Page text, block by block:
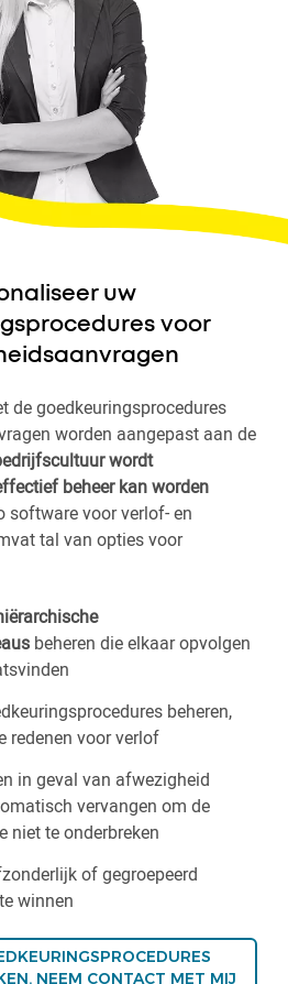
uw
voor
de goedkeuringsprocedures
worden aangepast aan de
wordt
beheer kan worden
software voor verlof- en
tal van opties voor
beheren die elkaar opvolgen
beheren,
redenen voor verlof
in geval van afwezigheid
vervangen om de
niet te onderbreken
of gegroepeerd
winnen
NEEM CONTACT MET MIJ